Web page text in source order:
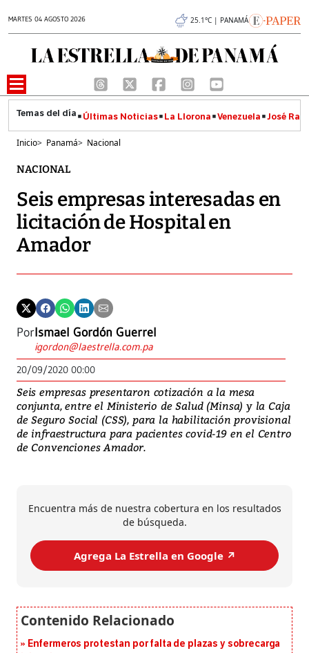
MARTES 04 AGOSTO 2026 25.1°C | PANAMÁ
Últimas Noticias La Llorona Venezuela José
Inicio> Panamá> Nacional
NACIONAL
Seis empresas interesadas en
licitación de Hospital en
Amador
PorIsmael Gordón Guerrel
igordon@laestrella.com.pa
20/09/2020 00:00
Seis empresas presentaron cotización a la mesa
conjunta, entre el Ministerio de Salud (Minsa) y la Caja
de Seguro Social (CSS), para la habilitación provisional
de infraestructura para pacientes covid-19 en el Centro
de Convenciones Amador.
Encuentra más de nuestra cobertura en los resultados
de búsqueda.
Agrega La Estrella en Google ↗️
Enfermeros protestan por falta de plazas y sobrecarga